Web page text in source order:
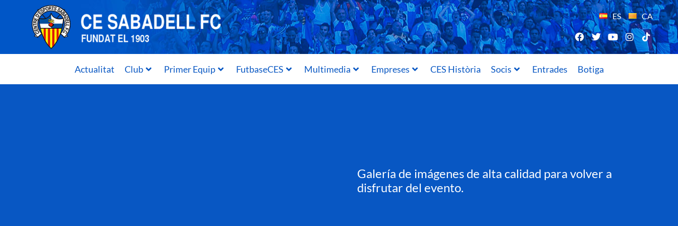
ES CA
Actualitat Club Primer Equip FutbaseCES Multimedia Empreses CES Història Socis Entrades Botiga
Galería de imágenes de alta calidad para volver a
disfrutar del evento.